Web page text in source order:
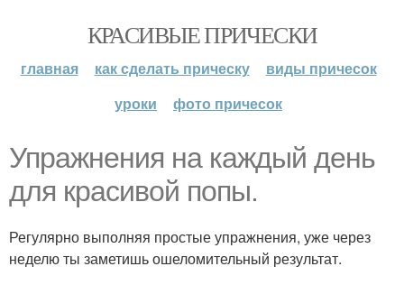
КРАСИВЫЕ ПРИЧЕСКИ
главная как сделать прическу
виды причесок
уроки
фото причесок
Упражнения на каждый день
для красивой попы.
Регулярно выполняя простые упражнения, уже через
неделю ты заметишь ошеломительный результат.